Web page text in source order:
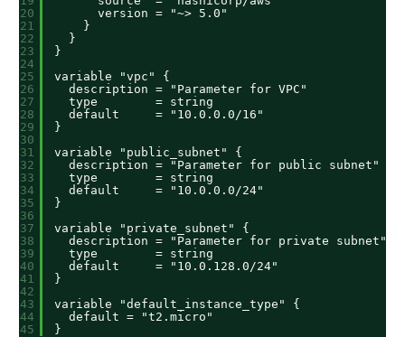
20
21
22
23
24
25
26
27
28
29
30
31
32
33
34
35
36
37
38
39
40
41
42
43
44
45
version = "~> 5.0"
}
}
}
variable "vpc" {
description = "Parameter for VPC"
type        = string
default     = "10.0.0.0/16"
}
variable "public_subnet" {
description = "Parameter for public subnet"
type        = string
default     = "10.0.0.0/24"
}
variable "private_subnet" {
description = "Parameter for private subnet"
type        = string
default     = "10.0.128.0/24"
}
variable "default_instance_type" {
default = "t2.micro"
}